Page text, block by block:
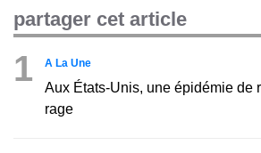
partager cet article
1 A La Une
Aux États-Unis, une épidémie de
rage